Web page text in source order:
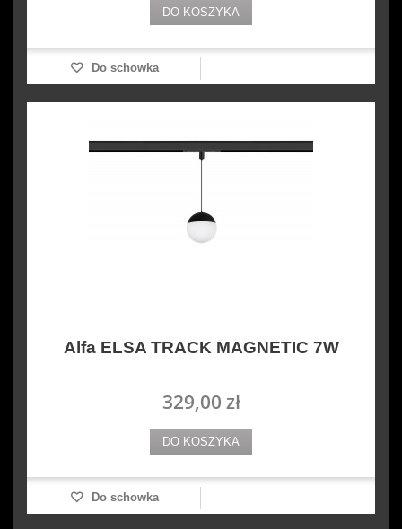
DO KOSZYKA
Do schowka
Alfa ELSA TRACK MAGNETIC 7W
329,00 zł
DO KOSZYKA
Do schowka